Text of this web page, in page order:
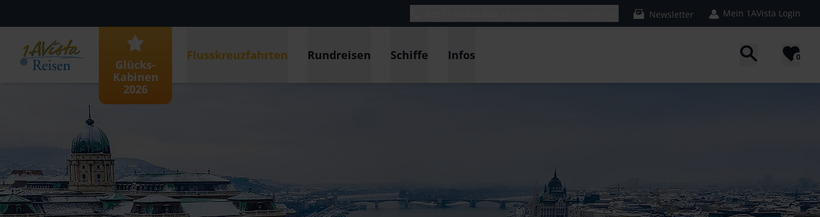
Newsletter Mein 1AVista Login
Glücks-
Kabinen
2026
Flusskreuzfahrten Rundreisen Schiffe Infos 0